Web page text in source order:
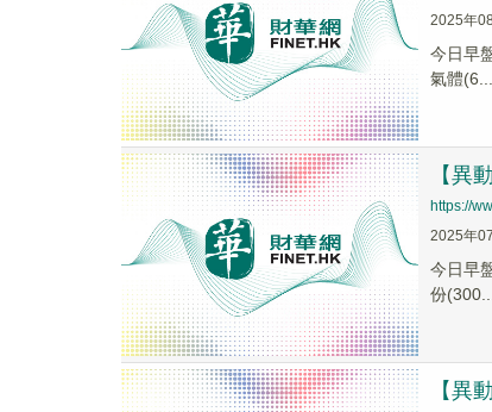
2025年
今日早
氣體(6...
【異
https://
2025年
今日早
份(300...
【異